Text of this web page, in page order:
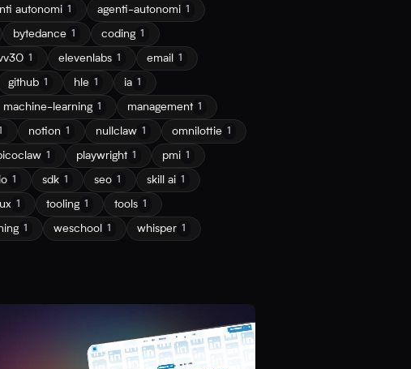
autonomi 1 agenti-autonomi 1
bytedance 1 coding 1
1 elevenlabs 1 email 1
github 1 hle 1 ia 1
machine-learning 1 management 1
notion 1 nullclaw 1 omnilottie 1
1 playwright 1 pmi 1
1 sdk 1 seo 1 skill ai 1
1 tooling 1 tools 1
1 weschool 1 whisper 1